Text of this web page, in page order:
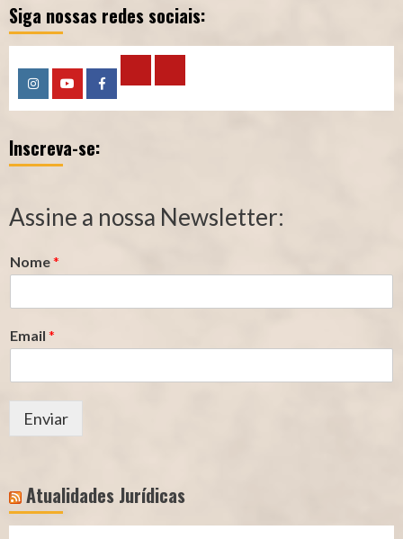
Siga nossas redes sociais:
InstagramYouTubeFacebook
Calculadora
–
Segurado
Calculadora
–
Contribuição
Inscreva-se:
Assine a nossa Newsletter:
Nome*
Email *
Enviar
Atualidades Jurídicas